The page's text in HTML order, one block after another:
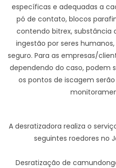
específicas e adequadas a
pó de contato, blocos
contendo bitrex, substância
ingestão por seres
seguro. Para as empresas/
dependendo do caso, podem
os pontos de iscagem
A desratizadora realiza o
seguintes roedores no
Desratização de